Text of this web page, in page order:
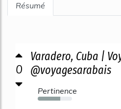
Résumé
0
Varadero, Cuba |
@voyagesarabais
Pertinence
65%